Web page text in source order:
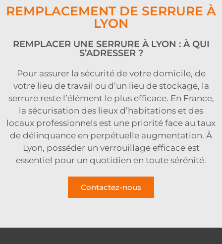
REMPLACEMENT DE SERRURE À
LYON
REMPLACER UNE SERRURE À LYON : À QUI
S’ADRESSER ?
Pour assurer la sécurité de votre domicile, de
votre lieu de travail ou d’un lieu de stockage, la
serrure reste l’élément le plus efficace. En France,
la sécurisation des lieux d’habitations et des
locaux professionnels est une priorité face au taux
de délinquance en perpétuelle augmentation. À
Lyon, posséder un verrouillage efficace est
essentiel pour un quotidien en toute sérénité.
Contactez-nous